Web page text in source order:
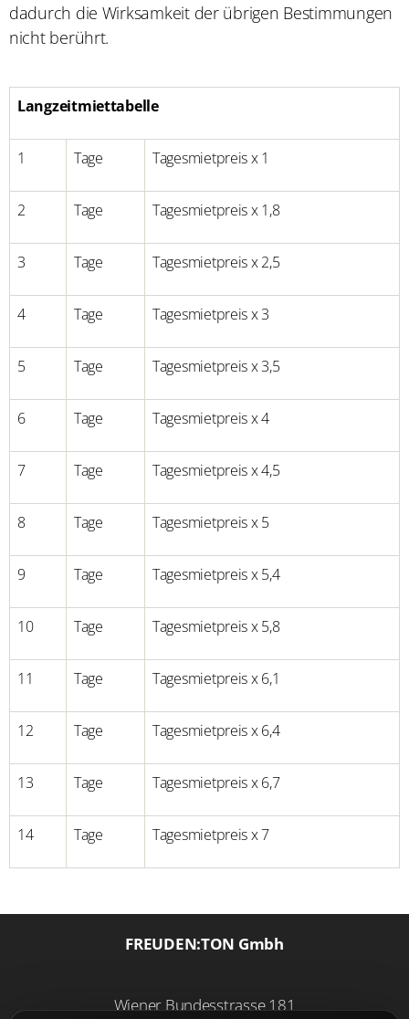
dadurch die Wirksamkeit der übrigen Bestimmungen
nicht berührt.
Langzeitmiettabelle
1 Tage Tagesmietpreis x 1
2 Tage Tagesmietpreis x 1,8
3 Tage Tagesmietpreis x 2,5
4 Tage Tagesmietpreis x 3
5 Tage Tagesmietpreis x 3,5
6 Tage Tagesmietpreis x 4
7 Tage Tagesmietpreis x 4,5
8 Tage Tagesmietpreis x 5
9 Tage Tagesmietpreis x 5,4
10 Tage Tagesmietpreis x 5,8
11 Tage Tagesmietpreis x 6,1
12 Tage Tagesmietpreis x 6,4
13 Tage Tagesmietpreis x 6,7
14 Tage Tagesmietpreis x 7
FREUDEN:TON Gmbh
Wiener Bundesstrasse 181